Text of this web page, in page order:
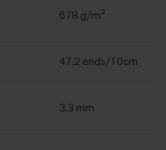
678 g/m²
47.2 ends/10cm
3.3 mm